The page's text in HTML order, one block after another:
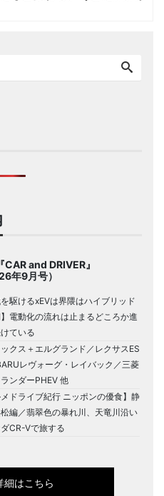
CAR and DRIVER』
年9月号）
を駆けるxEVは界隈はハイブリッド
電動化の流れは止まるどころか進
ている
クス＋エルグランド／レクサスES
レヴォーグ・レイバック／三菱
ンダーPHEV 他
メドライブ紀行 ニッポンの優食】静
編／翡翠色の暴れ川、天竜川沿い
CR-Vで旅する
細はこちら